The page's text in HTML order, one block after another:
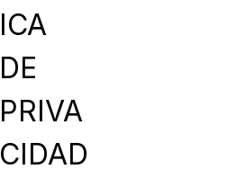
ICA
DE
PRIVA
CIDAD